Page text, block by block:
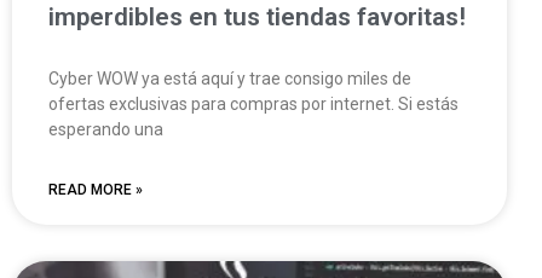
imperdibles en tus tiendas favoritas!
Cyber WOW ya está aquí y trae consigo miles de
ofertas exclusivas para compras por internet. Si estás
esperando una
READ MORE »